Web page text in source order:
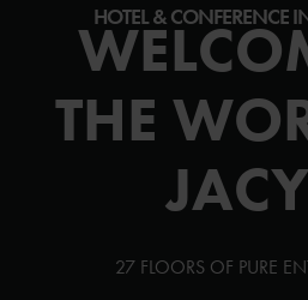
HOTEL & CONFERENCE
THE
27 FLOORS OF PURE